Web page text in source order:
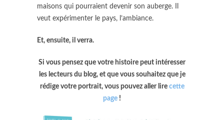
maisons qui pourraient devenir son auberge. Il
veut expérimenter le pays, l’ambiance.
Et, ensuite, il verra.
Si vous pensez que votre histoire peut intéresser
les lecteurs du blog, et que vous souhaitez que je
rédige votre portrait, vous pouvez aller lire cette
page !